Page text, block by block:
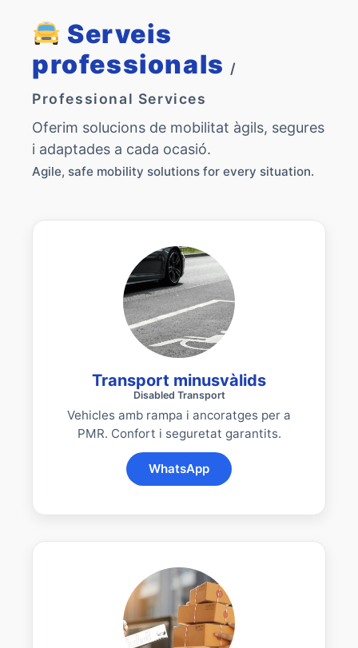
Serveis
professionals /
Professional Services
Oferim solucions de mobilitat àgils, segures
i adaptades a cada ocasió.
Agile, safe mobility solutions for every situation.
Transport minusvàlids
Disabled Transport
Vehicles amb rampa i ancoratges per a
PMR. Confort i seguretat garantits.
WhatsApp